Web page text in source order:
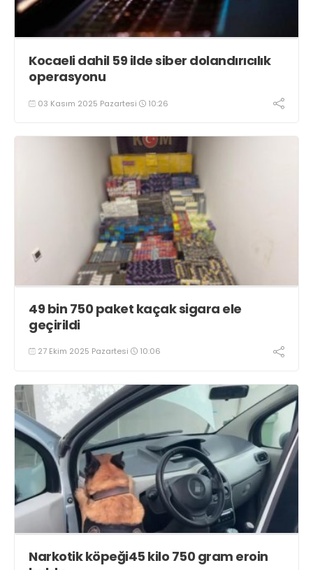
Kocaeli dahil 59 ilde siber dolandırıcılık
operasyonu
03 Kasım 2025 Pazartesi 10:26
49 bin 750 paket kaçak sigara ele
geçirildi
27 Ekim 2025 Pazartesi 10:06
Narkotik köpeği45 kilo 750 gram eroin